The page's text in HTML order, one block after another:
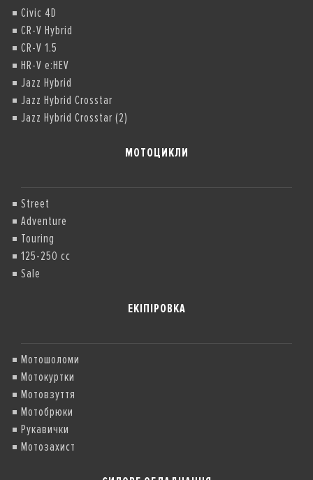
Civic 4D
CR-V Hybrid
CR-V 1.5
HR-V e:HEV
Jazz Hybrid
Jazz Hybrid Crosstar
Jazz Hybrid Crosstar (2)
МОТОЦИКЛИ
Street
Adventure
Touring
125-250 cc
Sale
ЕКІПІРОВКА
Мотошоломи
Мотокуртки
Мотовзуття
Мотобрюки
Рукавички
Мотозахист